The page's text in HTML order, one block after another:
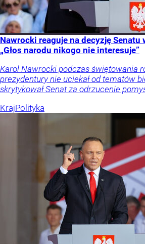
Nawrocki reaguje na decyzję Senatu
„Głos narodu nikogo nie interesuje”
Karol Nawrocki podczas świętowania
prezydentury nie uciekał od tematów
skrytykował Senat za odrzucenie
KrajPolityka